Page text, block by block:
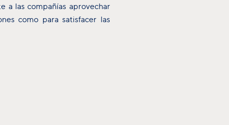
a las compañías aprovechar
como para satisfacer las